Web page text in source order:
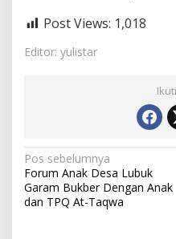
r
u
l
i
Post Views: 1,018
Editor: yulistar
N
a
v
Pos sebelumnya
Forum Anak Desa Lubuk
Garam Bukber Dengan Anak
dan TPQ At-Taqwa